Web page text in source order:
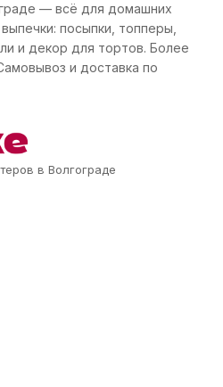
— всё для домашних
посыпки, топперы,
и декор для тортов. Более
и доставка по
в Волгограде